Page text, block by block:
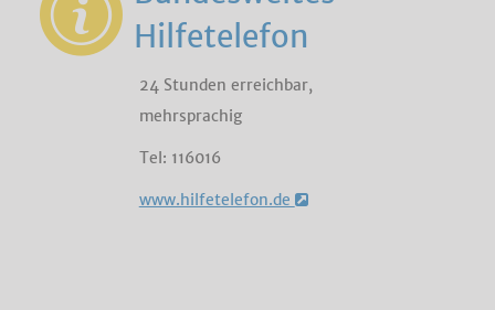
Hilfetelefon
24 Stunden erreichbar,
mehrsprachig
Tel: 116016
www.hilfetelefon.de